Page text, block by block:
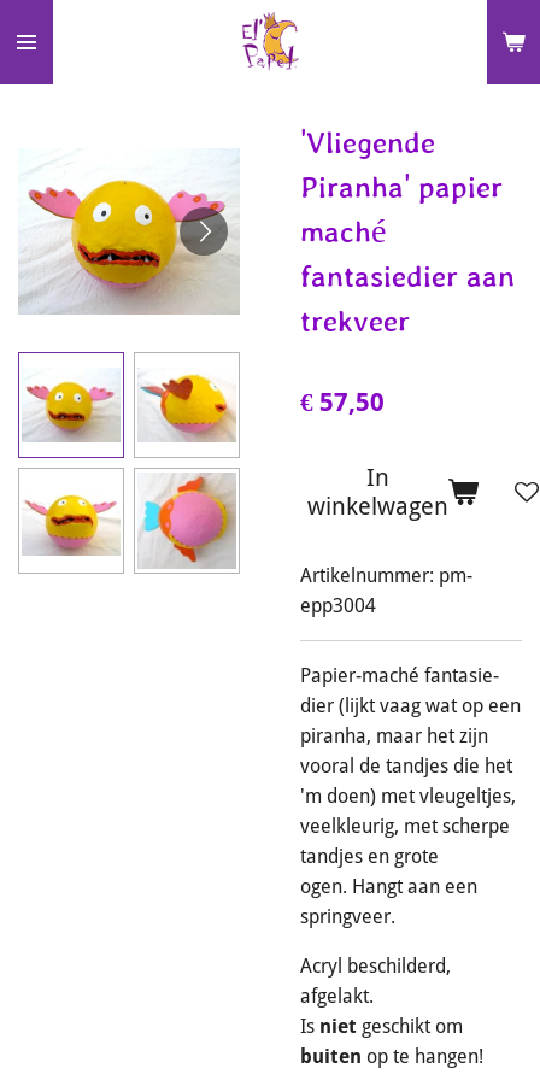
direct
naar
'Vliegende
Piranha' papier
maché
fantasiedier aan
trekveer
€ 57,50
In
winkelwagen
Artikelnummer: pm-
epp3004
Papier-maché fantasie-
dier (lijkt vaag wat op een
piranha, maar het zijn
vooral de tandjes die het
'm doen) met vleugeltjes,
veelkleurig, met scherpe
tandjes en grote
ogen. Hangt aan een
springveer.
Acryl beschilderd,
afgelakt.
Is niet geschikt om
buiten op te hangen!